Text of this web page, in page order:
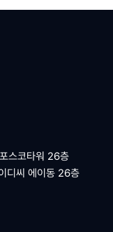
스코타워 26층
디씨 에이동 26층